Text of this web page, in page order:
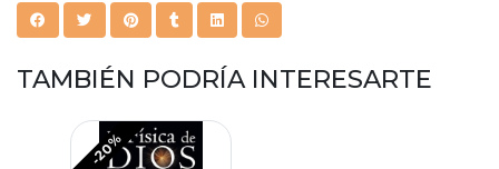
TAMBIÉN PODRÍA INTERESARTE
-20%